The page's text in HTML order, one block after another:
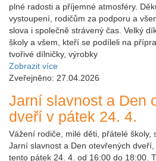
plné radosti a příjemné atmosféry.
vystoupení, rodičům za podporu a
slova i společně strávený čas. Velký
školy a všem, kteří se podíleli na
tvořivé dílničky, výrobky
Zobrazit více
Zveřejněno: 27.04.2026
Jarní slavnost a Den
dveří v pátek 24. 4.
Vážení rodiče, milé děti, přátelé školy,
Jarní slavnost a Den otevřených
tento pátek 24. 4. od 16:00 do 18:00.